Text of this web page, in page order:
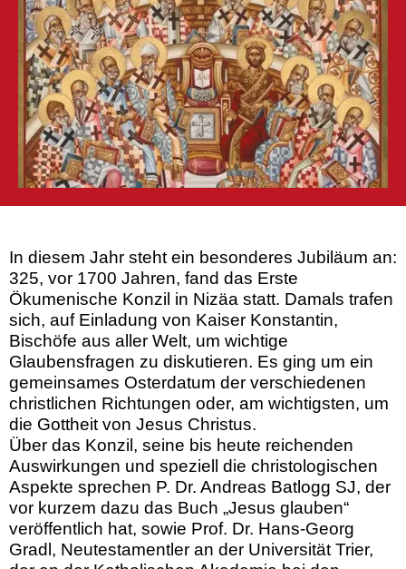
In diesem Jahr steht ein besonderes Jubiläum an:
325, vor 1700 Jahren, fand das Erste
Ökumenische Konzil in Nizäa statt. Damals trafen
sich, auf Einladung von Kaiser Konstantin,
Bischöfe aus aller Welt, um wichtige
Glaubensfragen zu diskutieren. Es ging um ein
gemeinsames Osterdatum der verschiedenen
christlichen Richtungen oder, am wichtigsten, um
die Gottheit von Jesus Christus.
Über das Konzil, seine bis heute reichenden
Auswirkungen und speziell die christologischen
Aspekte sprechen P. Dr. Andreas Batlogg SJ, der
vor kurzem dazu das Buch „Jesus glauben“
veröffentlich hat, sowie Prof. Dr. Hans-Georg
Gradl, Neutestamentler an der Universität Trier,